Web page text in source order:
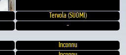
Tervola (SUOMI)
-
Inconnu